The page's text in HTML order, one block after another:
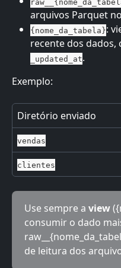
arquivos Parquet
{nome_da_tabela}:
recente dos dados,
_updated_at.
Exemplo:
Diretório enviado
vendas
clientes
Use sempre a view
consumir o dado
de leitura dos